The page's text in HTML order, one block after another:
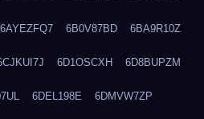
6AYEZFQ7 6B0V87BD 6BA9R10Z
6D1OSCXH 6D8BUPZM
6DEL198E 6DMVW7ZP